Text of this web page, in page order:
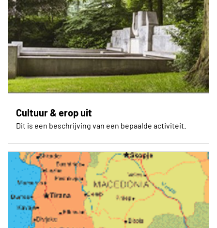
Cultuur & erop uit
Dit is een beschrijving van een bepaalde activiteit.